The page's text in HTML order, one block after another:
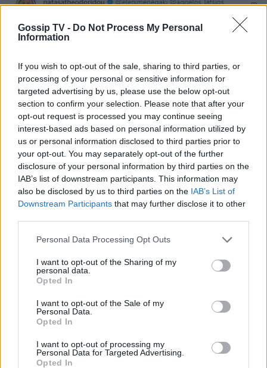
Gossip TV - Do Not Process My Personal
Information
If you wish to opt-out of the sale, sharing to third parties, or
processing of your personal or sensitive information for
targeted advertising by us, please use the below opt-out
section to confirm your selection. Please note that after your
opt-out request is processed you may continue seeing
interest-based ads based on personal information utilized by
us or personal information disclosed to third parties prior to
your opt-out. You may separately opt-out of the further
disclosure of your personal information by third parties on the
IAB’s list of downstream participants. This information may
also be disclosed by us to third parties on the IAB’s List of
Downstream Participants that may further disclose it to other
Personal Data Processing Opt Outs
I want to opt-out of the Sharing of my
personal data.
Opted In
I want to opt-out of the Sale of my
Personal Data.
Opted In
I want to opt-out of processing my
Personal Data for Targeted Advertising.
Opted In
Photo 4/4
Η "παρέμβαση" της νονάς, Νατάσας
Θεοδωρίδου.
Μενεγάκη: Αγκαλιά με τον γιο της, Άγγελο στα
Άχλα - Έναν τον έχω, αλλά κάνει για πολλούς!
Ελένη Μενεγάκη: Η ασπρόμαυρη φθινοπωρινή
selfie μέσα από το αυτοκίνητό της